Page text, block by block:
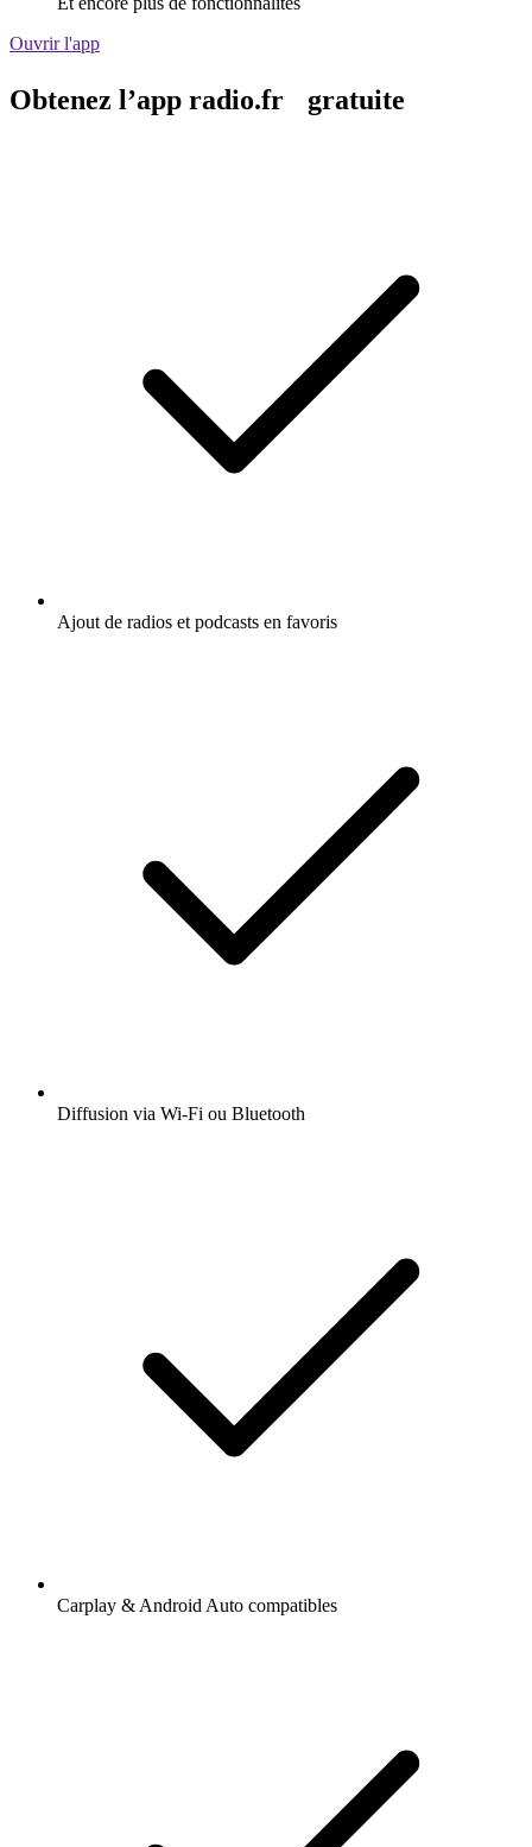
Ouvrir l'app
Obtenez l’app radio.fr gratuite
Ajout de radios et podcasts en favoris
Diffusion via Wi-Fi ou Bluetooth
Carplay & Android Auto compatibles